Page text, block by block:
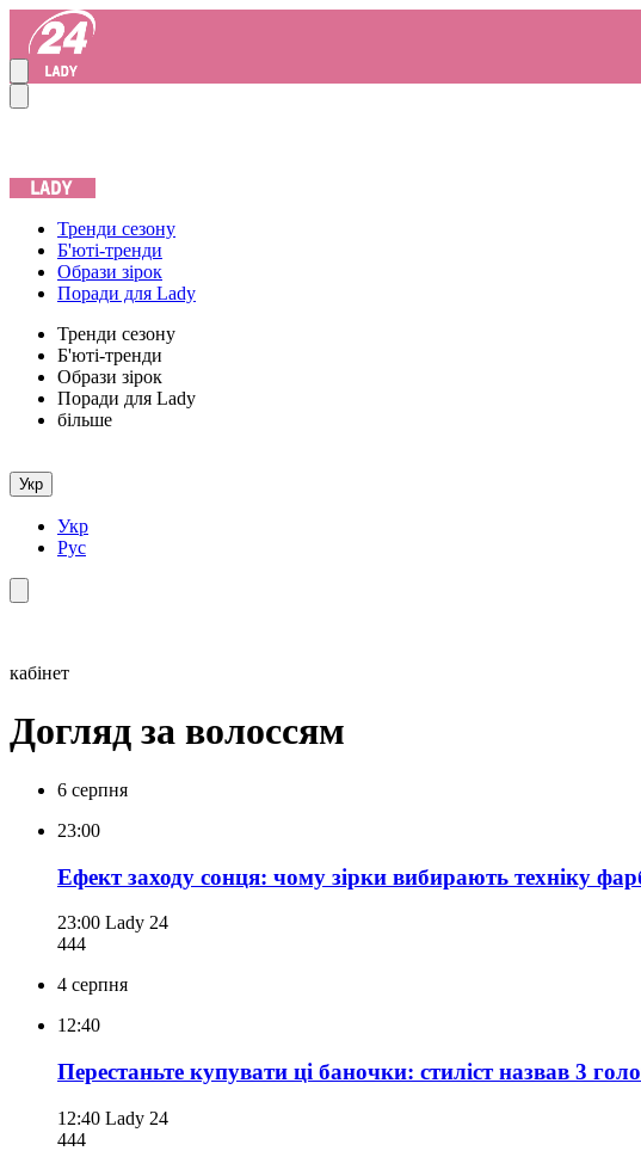
Тренди сезону
Б'юті-тренди
Образи зірок
Поради для Lady
Тренди сезону
Б'юті-тренди
Образи зірок
Поради для Lady
більше
Укр
Укр
Рус
кабінет
Догляд за волоссям
6 серпня
23:00
Ефект заходу сонця: чому зірки вибирають техніку
23:00 Lady 24
444
4 серпня
12:40
Перестаньте купувати ці баночки: стиліст назвав 3
12:40 Lady 24
444